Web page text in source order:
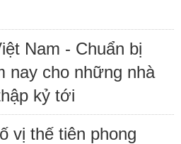
Nam - Chuẩn bị
nay cho những nhà
kỷ tới
vị thế tiên phong